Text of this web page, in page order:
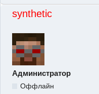
synthetic
Администратор
Оффлайн